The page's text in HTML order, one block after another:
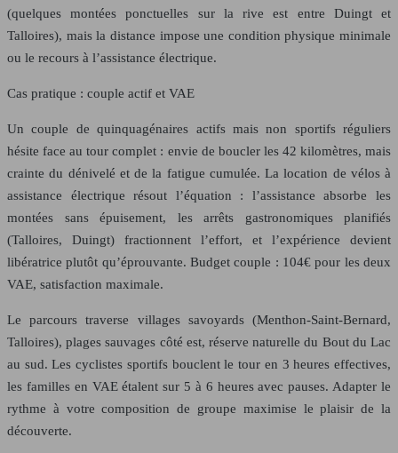
(quelques montées ponctuelles sur la rive est entre Duingt et
Talloires), mais la distance impose une condition physique minimale
ou le recours à l’assistance électrique.
Cas pratique : couple actif et VAE
Un couple de quinquagénaires actifs mais non sportifs réguliers
hésite face au tour complet : envie de boucler les 42 kilomètres, mais
crainte du dénivelé et de la fatigue cumulée. La location de vélos à
assistance électrique résout l’équation : l’assistance absorbe les
montées sans épuisement, les arrêts gastronomiques planifiés
(Talloires, Duingt) fractionnent l’effort, et l’expérience devient
libératrice plutôt qu’éprouvante. Budget couple : 104€ pour les deux
VAE, satisfaction maximale.
Le parcours traverse villages savoyards (Menthon-Saint-Bernard,
Talloires), plages sauvages côté est, réserve naturelle du Bout du Lac
au sud. Les cyclistes sportifs bouclent le tour en 3 heures effectives,
les familles en VAE étalent sur 5 à 6 heures avec pauses. Adapter le
rythme à votre composition de groupe maximise le plaisir de la
découverte.